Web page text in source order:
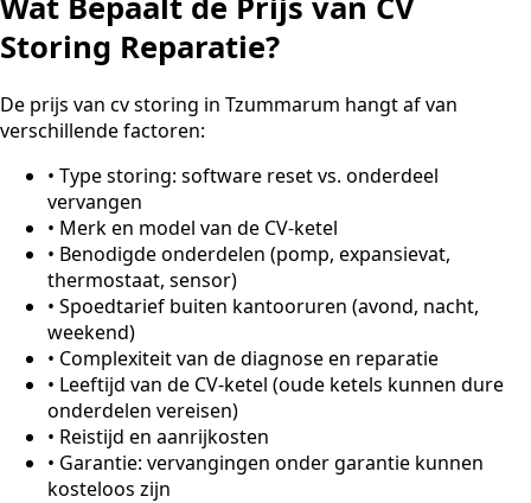
Storing Reparatie?
De prijs van cv storing in Tzummarum hangt af van
verschillende factoren:
• Type storing: software reset vs. onderdeel
vervangen
• Merk en model van de CV-ketel
• Benodigde onderdelen (pomp, expansievat,
thermostaat, sensor)
• Spoedtarief buiten kantooruren (avond, nacht,
weekend)
• Complexiteit van de diagnose en reparatie
• Leeftijd van de CV-ketel (oude ketels kunnen dure
onderdelen vereisen)
• Reistijd en aanrijkosten
• Garantie: vervangingen onder garantie kunnen
kosteloos zijn